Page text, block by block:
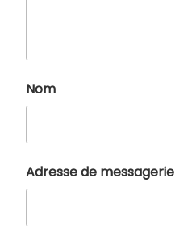
Nom
Adresse de messagerie